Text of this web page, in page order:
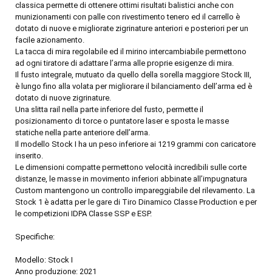
classica permette di ottenere ottimi risultati balistici anche con
munizionamenti con palle con rivestimento tenero ed il carrello è
dotato di nuove e migliorate zigrinature anteriori e posteriori per un
facile azionamento.
La tacca di mira regolabile ed il mirino intercambiabile permettono
ad ogni tiratore di adattare l’arma alle proprie esigenze di mira.
Il fusto integrale, mutuato da quello della sorella maggiore Stock III,
è lungo fino alla volata per migliorare il bilanciamento dell’arma ed è
dotato di nuove zigrinature.
Una slitta rail nella parte inferiore del fusto, permette il
posizionamento di torce o puntatore laser e sposta le masse
statiche nella parte anteriore dell’arma.
Il modello Stock I ha un peso inferiore ai 1219 grammi con caricatore
inserito.
Le dimensioni compatte permettono velocità incredibili sulle corte
distanze, le masse in movimento inferiori abbinate all’impugnatura
Custom mantengono un controllo impareggiabile del rilevamento. La
Stock 1 è adatta per le gare di Tiro Dinamico Classe Production e per
le competizioni IDPA Classe SSP e ESP.
Specifiche:
Modello: Stock I
Anno produzione: 2021